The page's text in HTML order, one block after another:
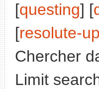
[questing] [
[resolute-
Chercher
Limit